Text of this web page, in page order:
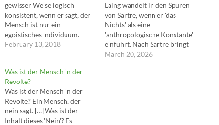
gewisser Weise logisch
konsistent, wenn er sagt, der
Mensch ist nur ein
egoistisches Individuum.
Aber da der Mensch in der
Politik auf Basis eines
solchen Denksystems nicht. --
-Stephan Schulmeister
February 13, 2018
Laing wandelt in den Spuren
von Sartre, wenn er 'das
Nichts' als eine
'anthropologische Konstante'
einführt. Nach Sartre bringt
der Mensch das Nichts in die
March 20, 2026
Was ist der Mensch in der
Revolte?
Was ist der Mensch in der
Revolte? Ein Mensch, der
nein sagt. […] Was ist der
Inhalt dieses 'Nein'? Es